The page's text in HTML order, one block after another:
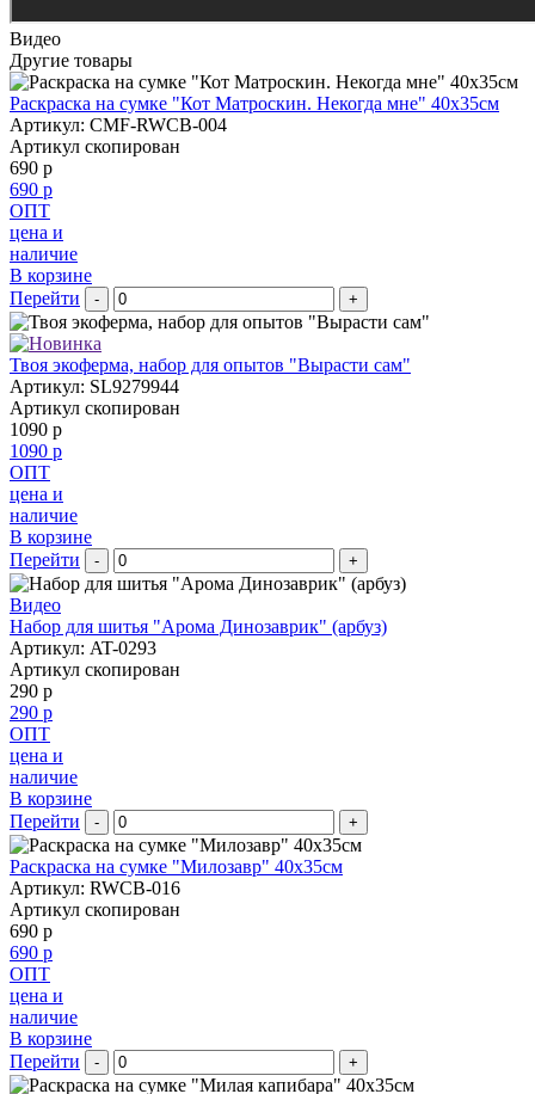
Видео
Другие товары
Раскраска на сумке "Кот Матроскин. Некогда мне" 40х35см
Артикул: CMF-RWCB-004
Артикул скопирован
690 р
690 р
ОПТ
цена и
наличие
В корзине
Перейти
- +
Твоя экоферма, набор для опытов "Вырасти сам"
Артикул: SL9279944
Артикул скопирован
1090 р
1090 р
ОПТ
цена и
наличие
В корзине
Перейти
- +
Видео
Набор для шитья "Арома Динозаврик" (арбуз)
Артикул: AT-0293
Артикул скопирован
290 р
290 р
ОПТ
цена и
наличие
В корзине
Перейти
- +
Раскраска на сумке "Милозавр" 40х35см
Артикул: RWCB-016
Артикул скопирован
690 р
690 р
ОПТ
цена и
наличие
В корзине
Перейти
- +